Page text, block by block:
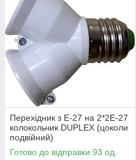
Перехідник з Е-27 на 2*2Е-27
колокольчик DUPLEX (цоколи
подвійний)
Готово до відправки 93 од.